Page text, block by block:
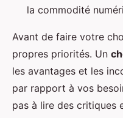
la commodité
Avant de faire votre
propres priorités. Un
les avantages et les
par rapport à vos
pas à lire des critiques